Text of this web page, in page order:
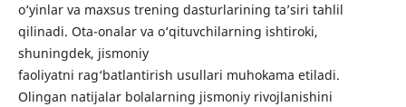
o‘yinlar va maxsus trening dasturlarining ta’siri tahlil
qilinadi. Ota-onalar va o‘qituvchilarning ishtiroki,
shuningdek, jismoniy
faoliyatni rag‘batlantirish usullari muhokama etiladi.
Olingan natijalar bolalarning jismoniy rivojlanishini